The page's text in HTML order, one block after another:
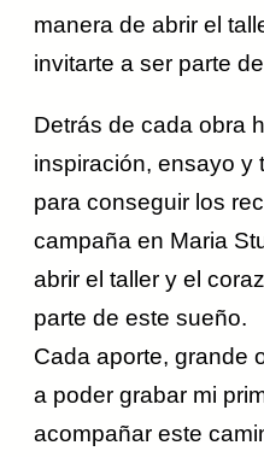
manera de abrir el
invitarte a ser parte
Detrás de cada obra
inspiración, ensayo y
para conseguir los
campaña en Maria
abrir el taller y el
parte de este sueño.
Cada aporte, grande
a poder grabar mi
acompañar este